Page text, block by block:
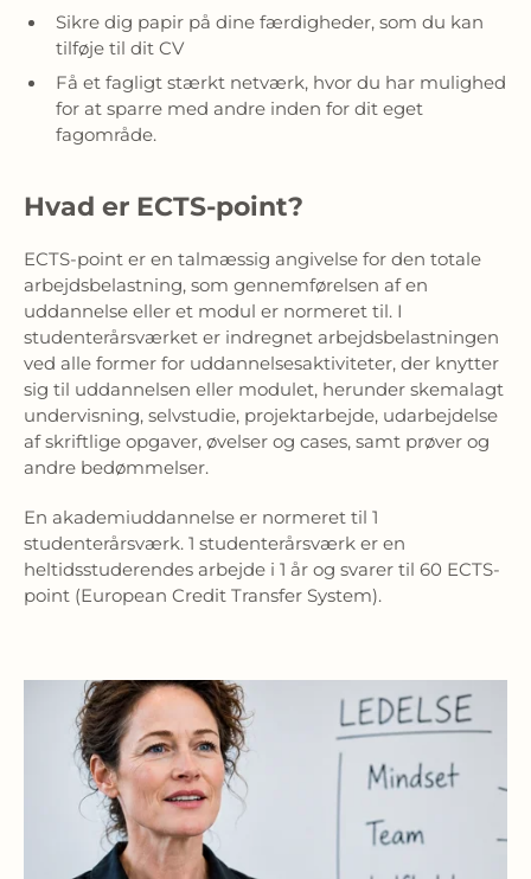
Sikre dig papir på dine færdigheder, som du kan
tilføje til dit CV
Få et fagligt stærkt netværk, hvor du har mulighed
for at sparre med andre inden for dit eget
fagområde.
Hvad er ECTS-point?
ECTS-point er en talmæssig angivelse for den totale
arbejdsbelastning, som gennemførelsen af en
uddannelse eller et modul er normeret til. I
studenterårsværket er indregnet arbejdsbelastningen
ved alle former for uddannelsesaktiviteter, der knytter
sig til uddannelsen eller modulet, herunder skemalagt
undervisning, selvstudie, projektarbejde, udarbejdelse
af skriftlige opgaver, øvelser og cases, samt prøver og
andre bedømmelser.
En akademiuddannelse er normeret til 1
studenterårsværk. 1 studenterårsværk er en
heltidsstuderendes arbejde i 1 år og svarer til 60 ECTS-
point (European Credit Transfer System).